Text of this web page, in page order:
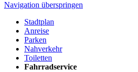
Navigation überspringen
Stadtplan
Anreise
Parken
Nahverkehr
Toiletten
Fahrradservice